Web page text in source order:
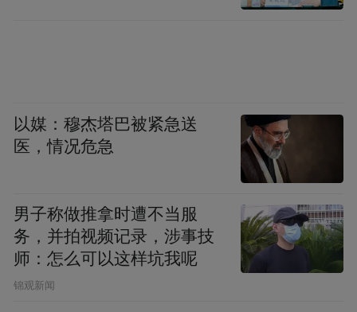
以媒：穆杰塔巴被紧急送
医，情况危急
男子称做推拿时遭不当服
务，并拍视频记录，涉事技
师：怎么可以这样坑我呢
锦观新闻